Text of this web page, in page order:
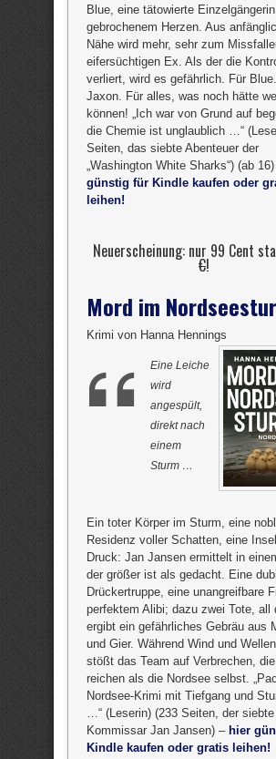
Blue, eine tätowierte
gebrochenem Herzen. Aus
Nähe wird mehr, sehr zum
eifersüchtigen Ex. Als der die
verliert, wird es gefährlich. Für
Jaxon. Für alles, was noch hätte
können! „Ich war von Grund auf
die Chemie ist unglaublich …“
Seiten, das siebte Abenteuer der
„Washington White Sharks“) (ab
günstig für Kindle kaufen oder
leihen!
Neuerscheinung: nur 99 Cent
€!
Mord im
Krimi von Hanna Hennings
Eine Leiche
wird
angespült,
direkt nach
einem
Sturm …
Ein toter Körper im Sturm, eine
Residenz voller Schatten, eine
Druck: Jan Jansen ermittelt in
der größer ist als gedacht. Eine
Drückertruppe, eine unangreifbare
perfektem Alibi; dazu zwei Tote, all
ergibt ein gefährliches Gebräu aus
und Gier. Während Wind und
stößt das Team auf Verbrechen,
reichen als die Nordsee selbst.
Nordsee-Krimi mit Tiefgang und
…“ (Leserin) (233 Seiten, der
Kommissar Jan Jansen) – hier
Kindle kaufen oder gratis leihen!